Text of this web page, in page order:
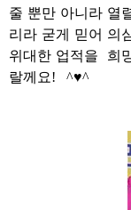
줄 뿐만 아니라 열
리라 굳게 믿어 의
위대한 업적을 희
랄께요! ^♥^